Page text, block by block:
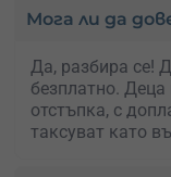
Мога ли да
Да, разбира се!
безплатно.
отстъпка, с
таксуват като